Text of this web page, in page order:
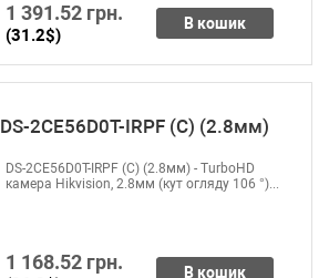
1 391.52 грн.
(31.2$)
В кошик
DS-2CE56D0T-IRPF (C) (2.8мм)
1 168.52 грн. В кошик
DS-2CE56D0T-IRPF (C) (2.8мм) - TurboHD
камера Hikvision, 2.8мм (кут огляду 106 °)...